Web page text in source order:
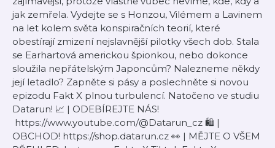
jak zemřela. Vydejte se s Honzou, Vilémem a Lavinem
na let kolem světa konspiračních teorií, které
obestírají zmizení nejslavnější pilotky všech dob. Stala
se Earhartová americkou špionkou, nebo dokonce
sloužila nepřátelským Japoncům? Nalezneme někdy
její letadlo? Zapněte si pásy a poslechněte si novou
epizodu Fakt X plnou turbulencí. Natočeno ve studiu
⁠⁠⁠⁠⁠⁠⁠⁠⁠Datarun⁠⁠⁠⁠⁠⁠⁠⁠⁠! 📈 | ODEBÍREJTE NÁS!
⁠⁠⁠⁠⁠⁠⁠⁠⁠ https://www.youtube.com/@Datarun_cz⁠⁠⁠⁠⁠⁠⁠⁠⁠ 🛍️ |
OBCHOD! ⁠⁠⁠⁠⁠⁠⁠⁠⁠https://shop.datarun.cz⁠⁠⁠⁠⁠⁠⁠⁠⁠ 👀 | MĚJTE O VŠEM